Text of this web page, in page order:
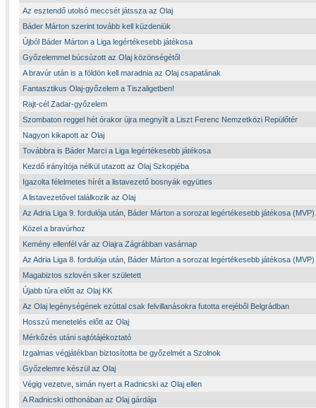
Az esztendő utolsó meccsét játssza az Olaj
Báder Márton szerint tovább kell küzdeniük
Újból Báder Márton a Liga legértékesebb játékosa
Győzelemmel búcsúzott az Olaj közönségétől
A bravúr után is a földön kell maradnia az Olaj csapatának
Fantasztikus Olaj-győzelem a Tiszaligetben!
Rajt-cél Zadar-győzelem
Szombaton reggel hét órakor újra megnyílt a Liszt Ferenc Nemzetközi Repülőtér
Nagyon kikapott az Olaj
Továbbra is Báder Marci a Liga legértékesebb játékosa
Kezdő irányítója nélkül utazott az Olaj Szkopjéba
Igazolta félelmetes hírét a listavezető bosnyák együttes
A listavezetővel találkozik az Olaj
Az Adria Liga 9. fordulója után, Báder Márton a sorozat legértékesebb játékosa (MVP)
Közel a bravúrhoz
Kemény ellenfél vár az Olajra Zágrábban vasárnap
Az Adria Liga 8. fordulója után, Báder Márton a sorozat legértékesebb játékosa (MVP)
Magabiztos szlovén siker született
Újabb túra előtt az Olaj KK
Az Olaj legénységének ezúttal csak felvillanásokra futotta erejéből Belgrádban
Hosszú menetelés előtt az Olaj
Mérkőzés utáni sajtótájékoztató
Izgalmas végjátékban biztosította be győzelmét a Szolnok
Győzelemre készül az Olaj
Végig vezetve, simán nyert a Radnicski az Olaj ellen
A Radnicski otthonában az Olaj gárdája